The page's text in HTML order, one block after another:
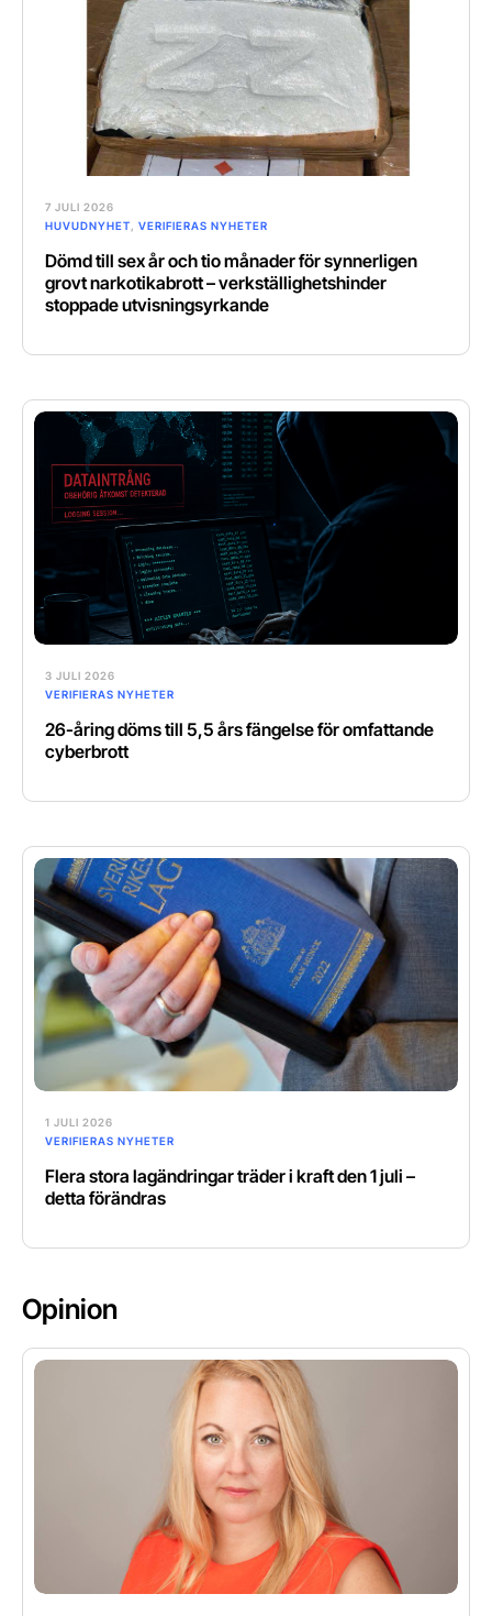
7 JULI 2026
HUVUDNYHET
VERIFIERAS NYHETER
Dömd till sex år och tio månader för synnerligen
grovt narkotikabrott – verkställighetshinder
stoppade utvisningsyrkande
3 JULI 2026
VERIFIERAS NYHETER
26-åring döms till 5,5 års fängelse för omfattande
cyberbrott
1 JULI 2026
VERIFIERAS NYHETER
Flera stora lagändringar träder i kraft den 1 juli –
detta förändras
Opinion